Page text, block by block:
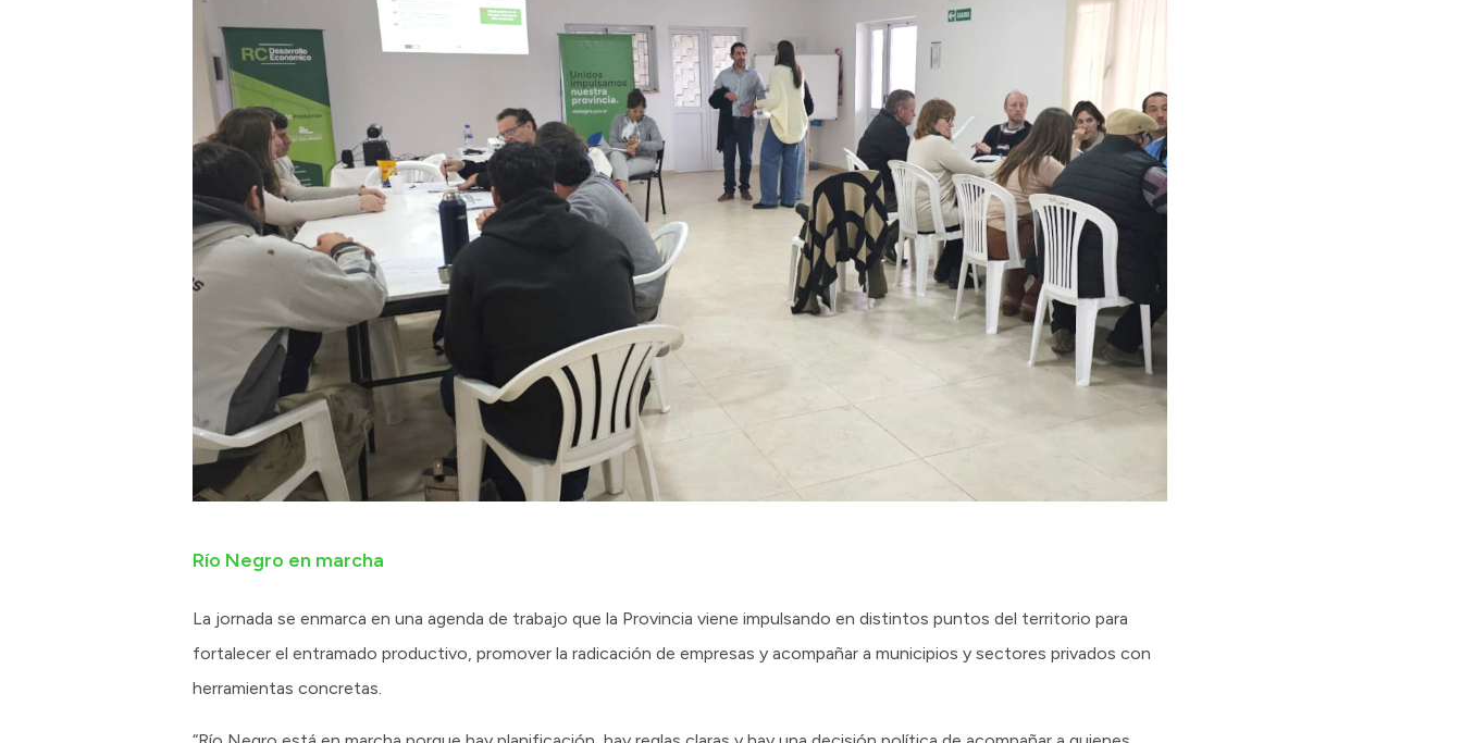
Río Negro en marcha
La jornada se enmarca en una agenda de trabajo que la Provincia viene impulsando en distintos puntos del territorio para
fortalecer el entramado productivo, promover la radicación de empresas y acompañar a municipios y sectores privados con
herramientas concretas.